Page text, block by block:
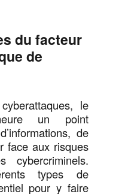
du facteur
de
le
un point
de
face aux risques
types de
pour y faire